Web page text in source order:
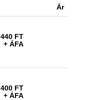
Ár
440 FT
+ ÁFA
400 FT
+ ÁFA